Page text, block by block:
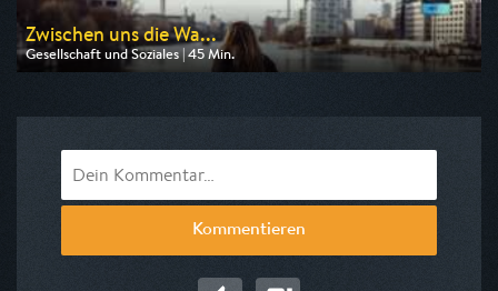
Zwischen uns die Wa...
Gesellschaft und Soziales | 45 Min.
Ausgestrahlt von 3sat
Kommentieren